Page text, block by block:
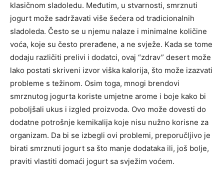
klasičnom sladoledu. Međutim, u stvarnosti, smrznuti
jogurt može sadržavati više šećera od tradicionalnih
sladoleda. Često se u njemu nalaze i minimalne količine
voća, koje su često prerađene, a ne svježe. Kada se tome
dodaju različiti prelivi i dodatci, ovaj “zdrav” desert može
lako postati skriveni izvor viška kalorija, što može izazvati
probleme s težinom. Osim toga, mnogi brendovi
smrznutog jogurta koriste umjetne arome i boje kako bi
poboljšali ukus i izgled proizvoda. Ovo može dovesti do
dodatne potrošnje kemikalija koje nisu nužno korisne za
organizam. Da bi se izbegli ovi problemi, preporučljivo je
birati smrznuti jogurt sa što manje dodataka ili, još bolje,
praviti vlastiti domaći jogurt sa svježim voćem.